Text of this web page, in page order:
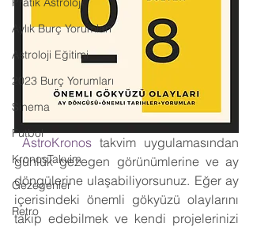
Aylık Burç Yorumları
Astroloji Eğitimi
2023 Burç Yorumları
Sinema
Futbol
KronosTakvim
Gezegenler
Retro
AstroKronos takvim uygulamasından
günlük gezegen görünümlerine ve ay
döngülerine ulaşabiliyorsunuz. Eğer ay
içerisindeki önemli gökyüzü olaylarını
takip edebilmek ve kendi projelerinizi